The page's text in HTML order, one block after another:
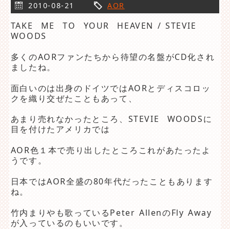
2010-08-21 AOR
TAKE ME TO YOUR HEAVEN / STEVIE
WOODS
多くのAORファンたちから待望の名盤がCD化され
ましたね。
面白いのは出身のドイツではAORとディスコロッ
クを織り交ぜたこともあって、
あまり売れなかったところ、STEVIE WOODSに
目を付けたアメリカでは
AOR色１本で売り出したところこれがあたったよ
うです。
日本ではAOR全盛の80年代だったこともあります
ね。
竹内まりやも歌っているPeter AllenのFly Away
が入っているのもいいです。